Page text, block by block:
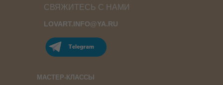
СВЯЖИТЕСЬ С НАМИ
МАСТЕР-КЛАССЫ
LOVART.INFO@YA.RU